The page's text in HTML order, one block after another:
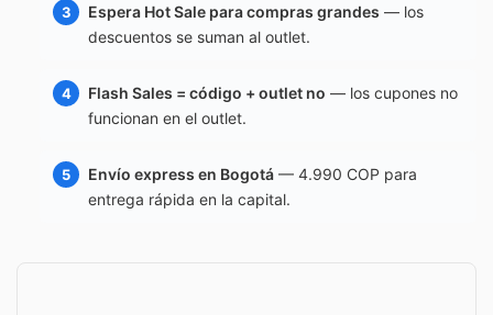
Espera Hot Sale para compras grandes — los
descuentos se suman al outlet.
Flash Sales = código + outlet no — los cupones no
funcionan en el outlet.
Envío express en Bogotá — 4.990 COP para
entrega rápida en la capital.